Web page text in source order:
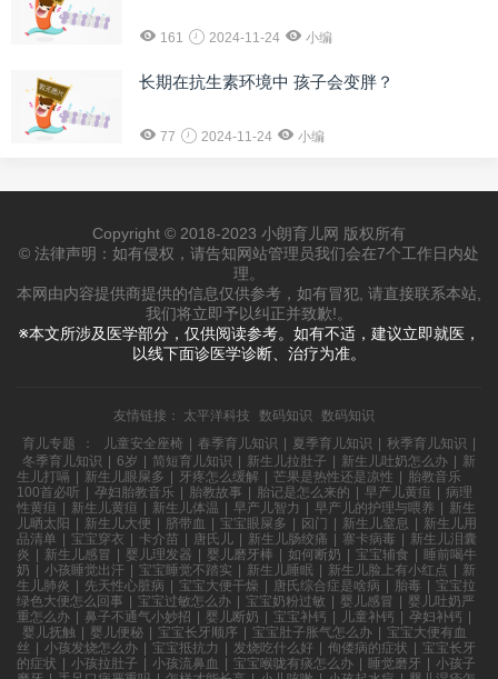
161 2024-11-24 小编
长期在抗生素环境中 孩子会变胖？
77 2024-11-24 小编
Copyright © 2018-2023 小朗育儿网 版权所有
© 法律声明：如有侵权，请告知网站管理员我们会在7个工作日内处
理。
本网由内容提供商提供的信息仅供参考，如有冒犯, 请直接联系本站,
我们将立即予以纠正并致歉!。
※本文所涉及医学部分，仅供阅读参考。如有不适，建议立即就医，
以线下面诊医学诊断、治疗为准。
友情链接： 太平洋科技 数码知识
数码知识
育儿专题
： 儿童安全座椅 春季育儿知识 夏季育儿知识 秋季育儿知识
冬季育儿知识
6岁 简短育儿知识 新生儿拉肚子 新生儿吐奶怎么办
新
生儿打嗝
新生儿眼屎多 牙疼怎么缓解 芒果是热性还是凉性
胎教音乐
100首必听
孕妇胎教音乐 胎教故事 胎记是怎么来的 早产儿黄疸
病理
性黄疸
新生儿黄疸 新生儿体温 早产儿智力 早产儿的护理与喂养
新生
儿晒太阳
新生儿大便 脐带血 宝宝眼屎多 囟门 新生儿窒息
新生儿用
品清单
宝宝穿衣 卡介苗 唐氏儿 新生儿肠绞痛 寨卡病毒
新生儿泪囊
炎
新生儿感冒 婴儿理发器 婴儿磨牙棒 如何断奶 宝宝辅食
睡前喝牛
奶
小孩睡觉出汗 宝宝睡觉不踏实 新生儿睡眠 新生儿脸上有小红点
新
生儿肺炎
先天性心脏病 宝宝大便干燥 唐氏综合症是啥病 胎毒
宝宝拉
绿色大便怎么回事
宝宝过敏怎么办 宝宝奶粉过敏 婴儿感冒
婴儿吐奶严
重怎么办
鼻子不通气小妙招 婴儿断奶 宝宝补钙 儿童补钙 孕妇补钙
婴儿抚触
婴儿便秘 宝宝长牙顺序 宝宝肚子胀气怎么办
宝宝大便有血
丝
小孩发烧怎么办 宝宝抵抗力 发烧吃什么好 佝偻病的症状
宝宝长牙
的症状
小孩拉肚子 小孩流鼻血 宝宝喉咙有痰怎么办 睡觉磨牙
小孩子